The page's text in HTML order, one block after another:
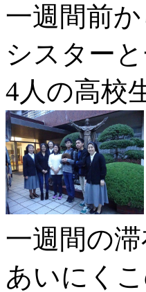
一週間前
シスター
4人の高校
一週間の
あいにく